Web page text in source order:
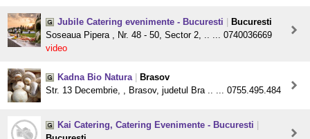
Jubile Catering evenimente - Bucuresti
Bucuresti
Soseaua Pipera , Nr. 48 - 50, Sector 2, .. ... 0740036669
video
Kadna Bio Natura
Brasov
Str. 13 Decembrie, , Brasov, judetul Bra .. ... 0755.495.484
Kai Catering, Catering Evenimente - Bucuresti